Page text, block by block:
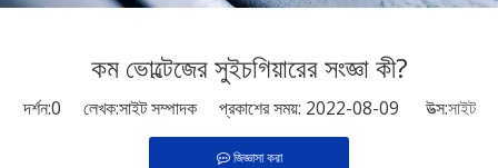
English
কম ভোল্টেজের সুইচগিয়ারের সংজ্ঞা কী?
দর্শন:0 লেখক:সাইট সম্পাদক প্রকাশের সময়: 2022-08-09 উত্স:সাইট
জিজ্ঞাসা করা